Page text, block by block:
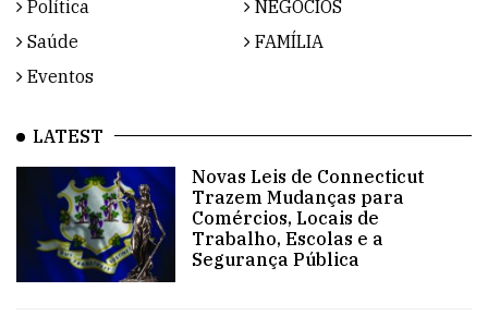
Política
NEGÓCIOS
Saúde
FAMÍLIA
Eventos
LATEST
Novas Leis de Connecticut
Trazem Mudanças para
Comércios, Locais de
Trabalho, Escolas e a
Segurança Pública